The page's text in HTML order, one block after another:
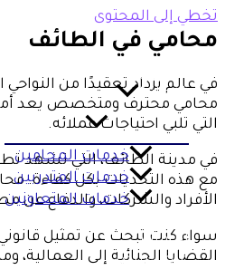
تخطي إلى المحتوى
الرئيسية
خدماتنا
خدمات المحامين
خدمات المتدربين
خدمات المتعاونين
الباقات
عرض سعر
محامي في الطائف
في عالم يزداد تعقيدًا من
محامي محترف ومتخصص يعد أمرًا
التي تلبي احتياجات عملائه.
في مدينة الطائف، التي تشهد
مع هذه التحديات بكل كفاءة.
الأفراد والشركات، والدفاع
سواء كنت تبحث عن تمثيل
القضايا الجنائية إلى